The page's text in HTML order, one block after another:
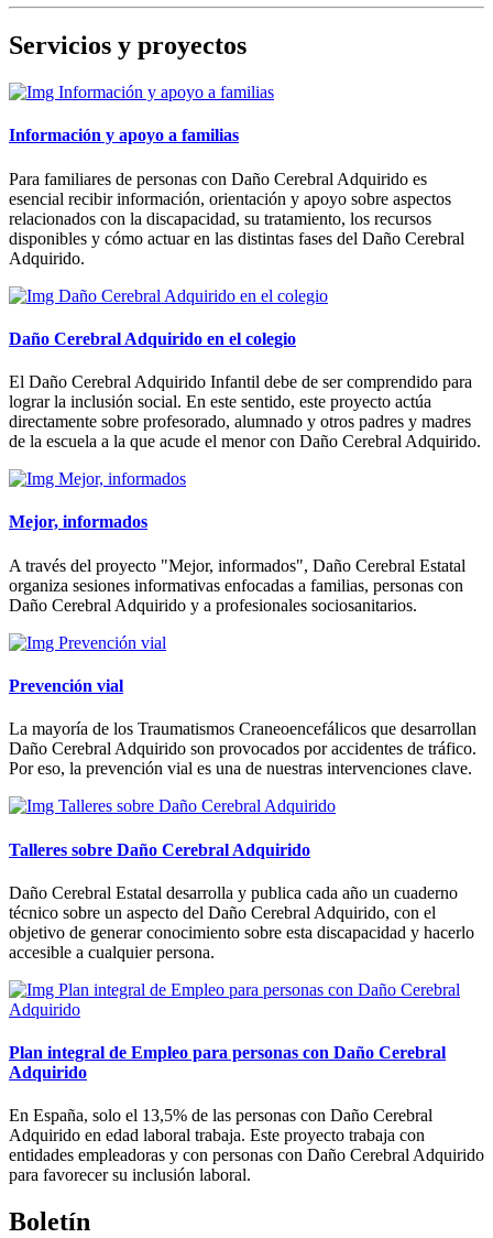
Servicios y proyectos
Información y apoyo a familias
Para familiares de personas con Daño Cerebral Adquirido es
esencial recibir información, orientación y apoyo sobre aspectos
relacionados con la discapacidad, su tratamiento, los recursos
disponibles y cómo actuar en las distintas fases del Daño Cerebral
Adquirido.
Daño Cerebral Adquirido en el colegio
El Daño Cerebral Adquirido Infantil debe de ser comprendido para
lograr la inclusión social. En este sentido, este proyecto actúa
directamente sobre profesorado, alumnado y otros padres y madres
de la escuela a la que acude el menor con Daño Cerebral Adquirido.
Mejor, informados
A través del proyecto "Mejor, informados", Daño Cerebral Estatal
organiza sesiones informativas enfocadas a familias, personas con
Daño Cerebral Adquirido y a profesionales sociosanitarios.
Prevención vial
La mayoría de los Traumatismos Craneoencefálicos que desarrollan
Daño Cerebral Adquirido son provocados por accidentes de tráfico.
Por eso, la prevención vial es una de nuestras intervenciones clave.
Talleres sobre Daño Cerebral Adquirido
Daño Cerebral Estatal desarrolla y publica cada año un cuaderno
técnico sobre un aspecto del Daño Cerebral Adquirido, con el
objetivo de generar conocimiento sobre esta discapacidad y hacerlo
accesible a cualquier persona.
Plan integral de Empleo para personas con Daño Cerebral
Adquirido
En España, solo el 13,5% de las personas con Daño Cerebral
Adquirido en edad laboral trabaja. Este proyecto trabaja con
entidades empleadoras y con personas con Daño Cerebral Adquirido
para favorecer su inclusión laboral.
Boletín